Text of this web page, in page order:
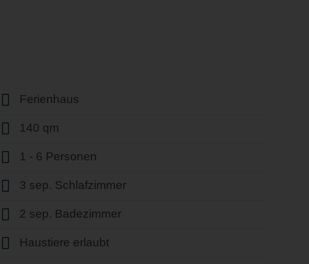
Ferienhaus
140 qm
1 - 6 Personen
3 sep. Schlafzimmer
2 sep. Badezimmer
Haustiere erlaubt